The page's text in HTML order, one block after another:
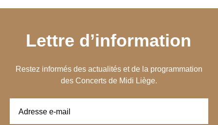
Lettre d’information
Restez informés des actualités et de la programmation
des Concerts de Midi Liège.